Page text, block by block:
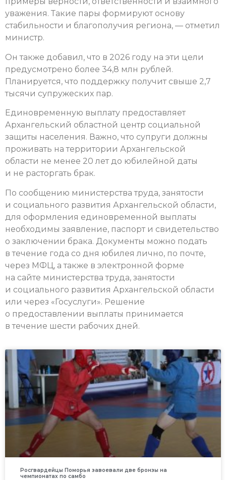
уважения. Такие пары формируют основу
стабильности и благополучия региона, — отметил
министр.
Он также добавил, что в 2026 году на эти цели
предусмотрено более 34,8 млн рублей.
Планируется, что поддержку получит свыше 2,7
тысячи супружеских пар.
Единовременную выплату предоставляет
Архангельский областной центр социальной
защиты населения. Важно, что супруги должны
проживать на территории Архангельской
области не менее 20 лет до юбилейной даты
и не расторгать брак.
По сообщению министерства труда, занятости
и социального развития Архангельской области,
для оформления единовременной выплаты
необходимы заявление, паспорт и свидетельство
о заключении брака. Документы можно подать
в течение года со дня юбилея лично, по почте,
через МФЦ, а также в электронной форме
на сайте министерства труда, занятости
и социального развития Архангельской области
или через «Госуслуги». Решение
о предоставлении выплаты принимается
в течение шести рабочих дней.
Росгвардейцы Поморья завоевали две бронзы на
чемпионатах по самбо